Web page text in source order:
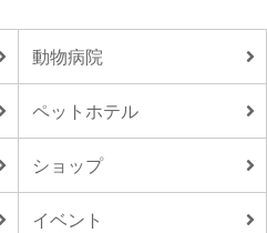
動物病院
ペットホテル
ショップ
イベント